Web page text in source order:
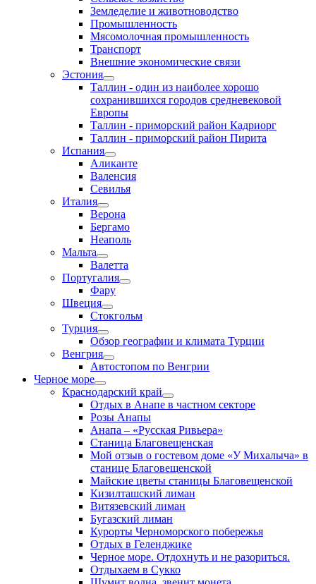
Земледелие и животноводство
Промышленность
Мясомолочная промышленность
Транспорт
Внешние экономические связи
Эстония
Таллин - один из наиболее хорошо
сохранившихся городов средневековой
Европы
Таллин - приморский район Кадриорг
Таллин - приморский район Пирита
Испания
Аликанте
Валенсия
Севилья
Италия
Верона
Бергамо
Неаполь
Мальта
Валетта
Португалия
Фару
Швеция
Стокгольм
Турция
Обзор географии и климата Турции
Венгрия
Автостопом по Венгрии
Черное море
Краснодарский край
Отдых в Анапе в частном секторе
Розы Анапы
Анапа – «Русская Ривьера»
Станица Благовещенская
Мой отзыв о гостевом доме «У Михалыча» в
станице Благовещенской
Майские цветы станицы Благовещенской
Кизилташский лиман
Витязевский лиман
Бугазский лиман
Курорты Черноморского побережья
Отдых в Геленджике
Черное море. Отдохнуть и не разориться.
Отдыхаем в Сукко